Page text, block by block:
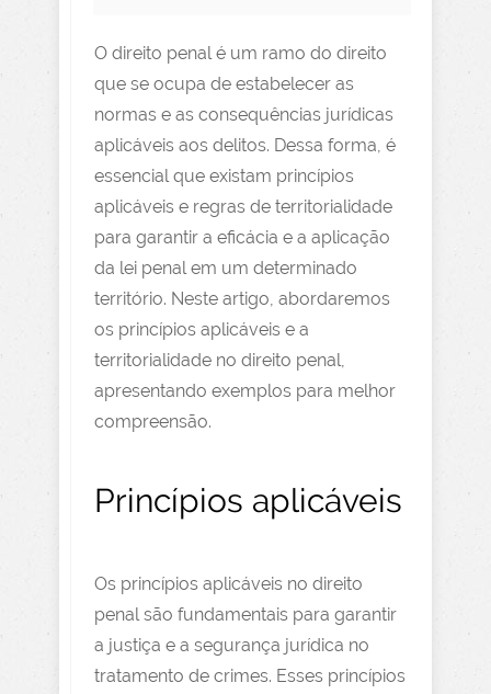
O direito penal é um ramo do direito
que se ocupa de estabelecer as
normas e as consequências jurídicas
aplicáveis aos delitos. Dessa forma, é
essencial que existam princípios
aplicáveis e regras de territorialidade
para garantir a eficácia e a aplicação
da lei penal em um determinado
território. Neste artigo, abordaremos
os princípios aplicáveis e a
territorialidade no direito penal,
apresentando exemplos para melhor
compreensão.
Princípios aplicáveis
Os princípios aplicáveis no direito
penal são fundamentais para garantir
a justiça e a segurança jurídica no
tratamento de crimes. Esses princípios